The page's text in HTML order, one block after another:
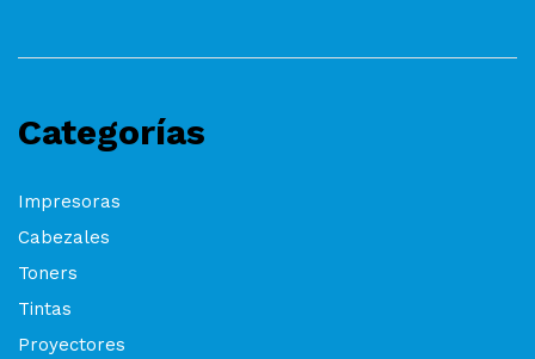
Categorías
Impresoras
Cabezales
Toners
Tintas
Proyectores